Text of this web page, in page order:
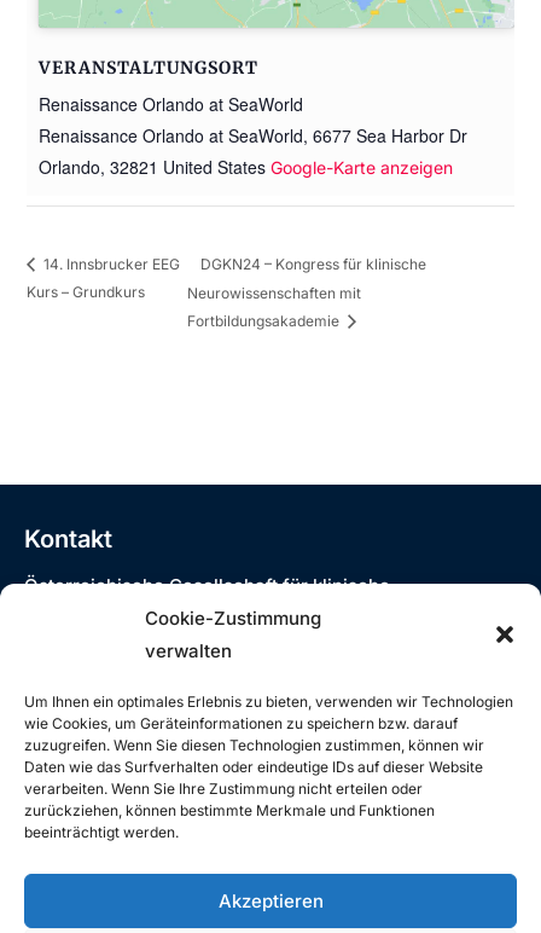
Cookie-Zustimmung
verwalten
Um Ihnen ein optimales Erlebnis zu bieten, verwenden wir Technologien
wie Cookies, um Geräteinformationen zu speichern bzw. darauf
zuzugreifen. Wenn Sie diesen Technologien zustimmen, können wir
Daten wie das Surfverhalten oder eindeutige IDs auf dieser Website
verarbeiten. Wenn Sie Ihre Zustimmung nicht erteilen oder
zurückziehen, können bestimmte Merkmale und Funktionen
beeinträchtigt werden.
Akzeptieren
VERANSTALTUNGSORT
Renaissance Orlando at SeaWorld
Renaissance Orlando at SeaWorld, 6677 Sea Harbor Dr
Orlando, 32821 United States Google-Karte anzeigen
14. Innsbrucker EEG
Kurs – Grundkurs
DGKN24 – Kongress für klinische
Neurowissenschaften mit
Fortbildungsakademie
Kontakt
Österreichische Gesellschaft für klinische
Neurophysiologie und funktionelle Bildgebung
Siebensterngasse 31/8, 1070 Wien
E:oegkn@studio12.at
Rechtliches